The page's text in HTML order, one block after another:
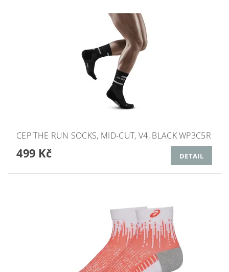
CEP THE RUN SOCKS, MID-CUT, V4, BLACK WP3C5R
499 Kč DETAIL